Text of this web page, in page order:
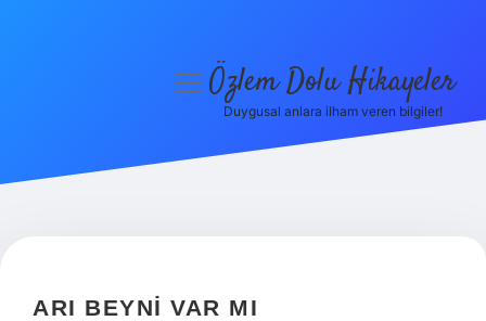
Hakkımızda
menüyüÖzlem Dolu Hikayeler
Duygusal anlara ilham veren bilgiler!
ARI BEYNI VAR MI